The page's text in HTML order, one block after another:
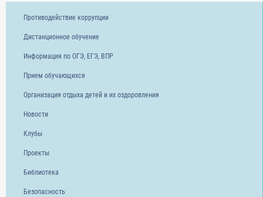
Противодействие коррупции
Дистанционное обучение
Информация по ОГЭ, ЕГЭ, ВПР
Прием обучающихся
Организация отдыха детей и их оздоровления
Новости
Клубы
Проекты
Библиотека
Безопасность